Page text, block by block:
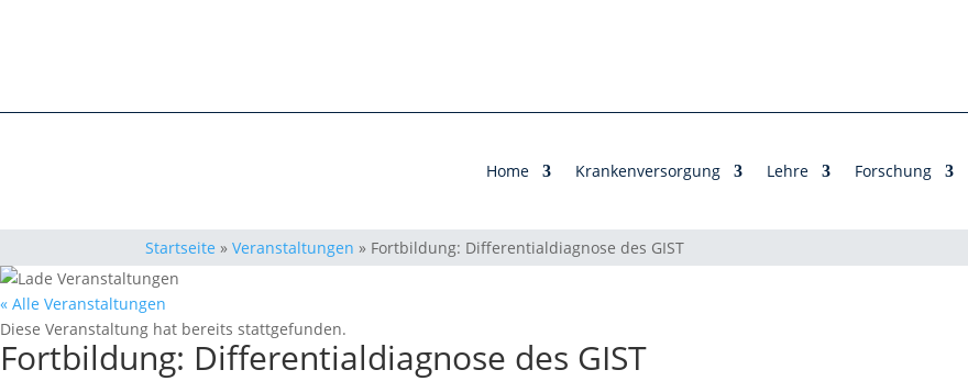
Home Krankenversorgung Lehre Forschung
Startseite » Veranstaltungen » Fortbildung: Differentialdiagnose des GIST
« Alle Veranstaltungen
Diese Veranstaltung hat bereits stattgefunden.
Fortbildung: Differentialdiagnose des GIST